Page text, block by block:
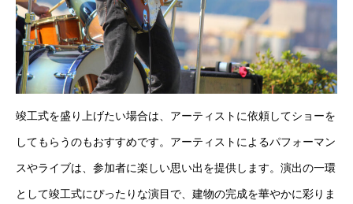
竣工式を盛り上げたい場合は、アーティストに依頼してショーを
してもらうのもおすすめです。アーティストによるパフォーマン
スやライブは、参加者に楽しい思い出を提供します。演出の一環
として竣工式にぴったりな演目で、建物の完成を華やかに彩りま